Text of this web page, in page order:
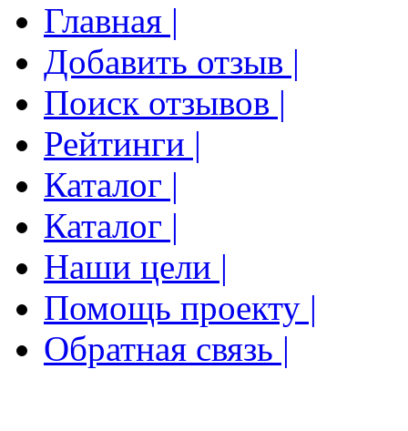
Главная |
Добавить отзыв |
Поиск отзывов |
Рейтинги |
Каталог |
Каталог |
Наши цели |
Помощь проекту |
Обратная связь |